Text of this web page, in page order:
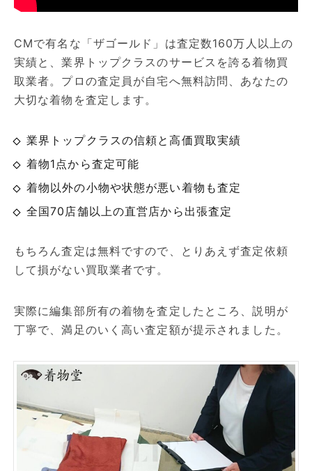
CMで有名な「ザゴールド」は査定数160万人以上の
実績と、業界トップクラスのサービスを誇る着物買
取業者。プロの査定員が自宅へ無料訪問、あなたの
大切な着物を査定します。
業界トップクラスの信頼と高価買取実績
着物1点から査定可能
着物以外の小物や状態が悪い着物も査定
全国70店舗以上の直営店から出張査定
もちろん査定は無料ですので、とりあえず査定依頼
して損がない買取業者です。
実際に編集部所有の着物を査定したところ、説明が
丁寧で、満足のいく高い査定額が提示されました。